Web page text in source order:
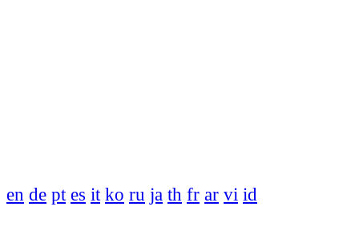
en de pt es it ko ru ja th fr ar vi id